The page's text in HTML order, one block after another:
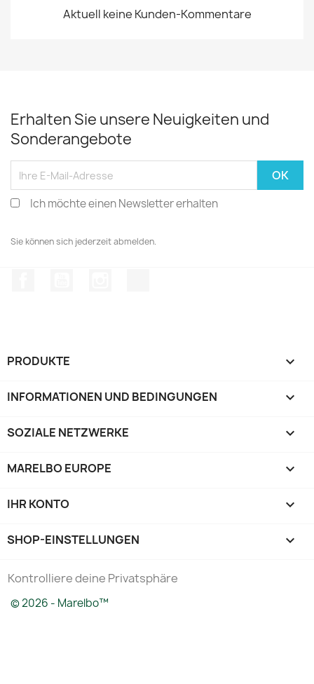
Aktuell keine Kunden-Kommentare
Erhalten Sie unsere Neuigkeiten und
Sonderangebote
Ich möchte einen Newsletter erhalten
Sie können sich jederzeit abmelden.
PRODUKTE 
INFORMATIONEN UND BEDINGUNGEN 
SOZIALE NETZWERKE 
MARELBO EUROPE 
IHR KONTO 
SHOP-EINSTELLUNGEN keyboard_arrow_down
Kontrolliere deine Privatsphäre
© 2026 - Marelbo™